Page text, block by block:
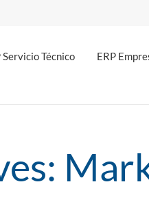
Servicio Técnico ERP